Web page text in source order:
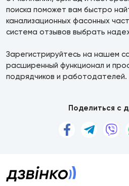
поиска поможет вам быстро
канализационных фасонных
система отзывов выбрать
Зарегистрируйтесь на нашем
расширенный функционал и
подрядчиков и работодателей.
Поделиться с